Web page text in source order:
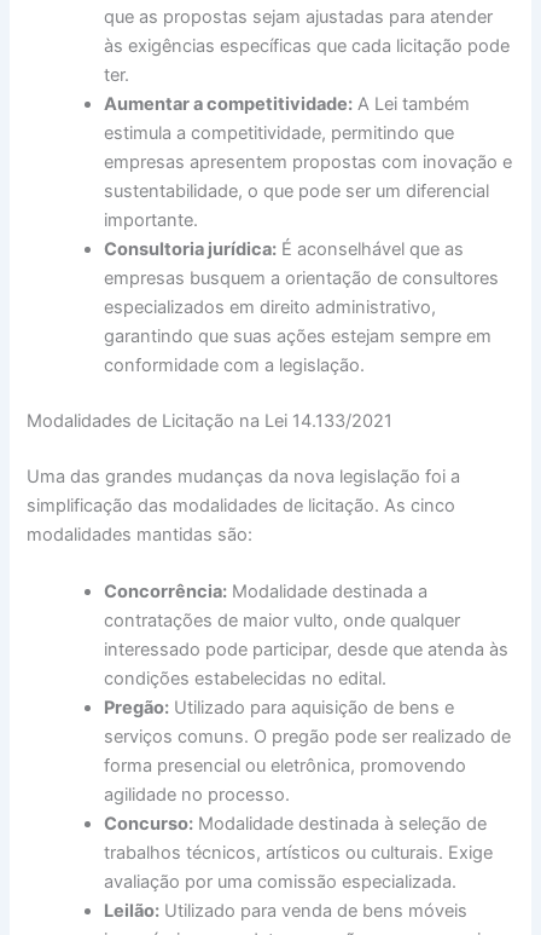
que as propostas sejam ajustadas para atender
às exigências específicas que cada licitação pode
ter.
Aumentar a competitividade: A Lei também
estimula a competitividade, permitindo que
empresas apresentem propostas com inovação e
sustentabilidade, o que pode ser um diferencial
importante.
Consultoria jurídica: É aconselhável que as
empresas busquem a orientação de consultores
especializados em direito administrativo,
garantindo que suas ações estejam sempre em
conformidade com a legislação.
Modalidades de Licitação na Lei 14.133/2021
Uma das grandes mudanças da nova legislação foi a
simplificação das modalidades de licitação. As cinco
modalidades mantidas são:
Concorrência: Modalidade destinada a
contratações de maior vulto, onde qualquer
interessado pode participar, desde que atenda às
condições estabelecidas no edital.
Pregão: Utilizado para aquisição de bens e
serviços comuns. O pregão pode ser realizado de
forma presencial ou eletrônica, promovendo
agilidade no processo.
Concurso: Modalidade destinada à seleção de
trabalhos técnicos, artísticos ou culturais. Exige
avaliação por uma comissão especializada.
Leilão: Utilizado para venda de bens móveis